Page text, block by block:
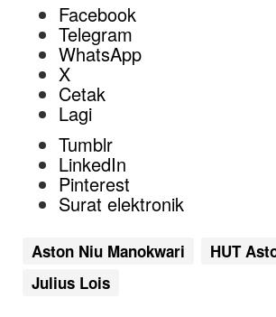
Facebook
Telegram
WhatsApp
X
Cetak
Lagi
Tumblr
LinkedIn
Pinterest
Surat elektronik
Aston Niu Manokwari
HUT
Julius Lois